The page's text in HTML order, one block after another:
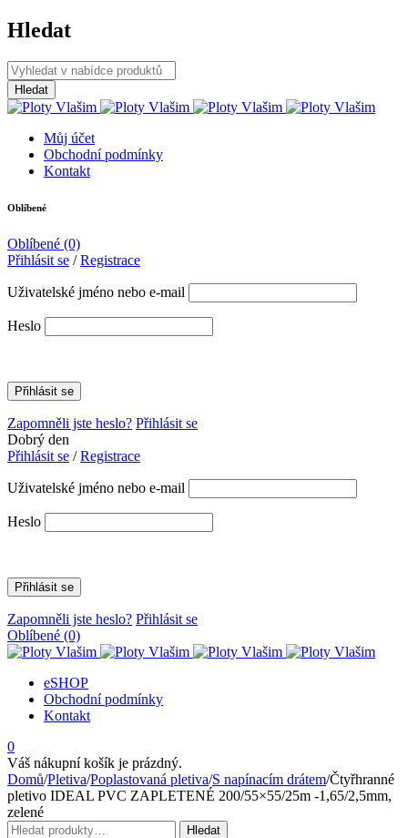
Hledat
Můj účet
Obchodní podmínky
Kontakt
Oblíbené
Oblíbené (0)
Přihlásit se /Registrace
Uživatelské jméno nebo e-mail
Heslo
Zapomněli jste heslo? Přihlásit se
Dobrý den
Přihlásit se /Registrace
Uživatelské jméno nebo e-mail
Heslo
Zapomněli jste heslo? Přihlásit se
Oblíbené (0)
eSHOP
Obchodní podmínky
Kontakt
0
Váš nákupní košík je prázdný.
Domů/Pletiva/Poplastovaná pletiva/S napínacím drátem/Čtyřhranné
pletivo IDEAL PVC ZAPLETENÉ 200/55×55/25m -1,65/2,5mm,
zelené
Hledat:
Hledat